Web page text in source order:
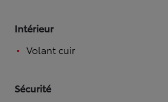
Intérieur
Volant cuir
Sécurité